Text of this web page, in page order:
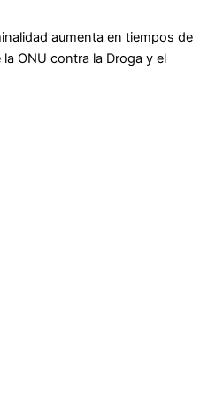
aumenta en tiempos de
ONU contra la Droga y el